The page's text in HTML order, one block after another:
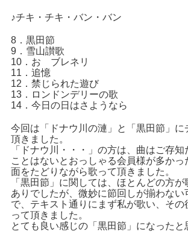
♪チキ・チキ・バン・バン
8．黒田節
9．雪山讃歌
10．おゝブレネリ
11．追憶
12．禁じられた遊び
13．ロンドンデリーの歌
14．今日の日はさようなら
今回は「ドナウ川の漣」と「黒田節」に
頂きました。
「ドナウ川・・・」の方は、曲はご存
ことはないとおっしゃる会員様が多かっ
面をたどりながら歌って頂きました。
「黒田節」に関しては、ほとんどの方
ありでしたが、微妙に節回しが揃わない
で、テキスト通りにまず私が歌い、その
って頂きました。
とても良い感じの「黒田節」になったと